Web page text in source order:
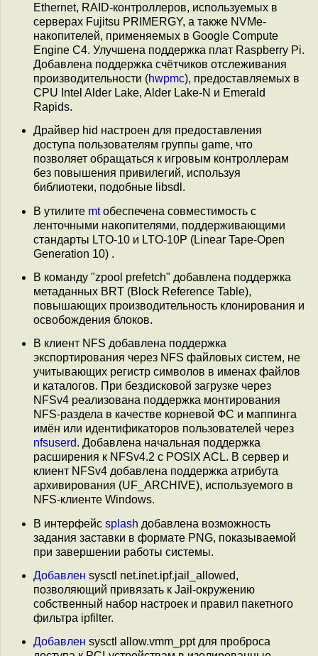
Ethernet, RAID-контроллеров, используемых в
серверах Fujitsu PRIMERGY, а также NVMe-
накопителей, применяемых в Google Compute
Engine C4. Улучшена поддержка плат Raspberry Pi.
Добавлена поддержка счётчиков отслеживания
производительности (hwpmc), предоставляемых в
CPU Intel Alder Lake, Alder Lake-N и Emerald
Rapids.
Драйвер hid настроен для предоставления
доступа пользователям группы game, что
позволяет обращаться к игровым контроллерам
без повышения привилегий, используя
библиотеки, подобные libsdl.
В утилите mtобеспечена совместимость с
ленточными накопителями, поддерживающими
стандарты LTO-10 и LTO-10P (Linear Tape-Open
Generation 10) .
В команду "zpool prefetch" добавлена поддержка
метаданных BRT (Block Reference Table),
повышающих производительность клонирования и
освобождения блоков.
В клиент NFS добавлена поддержка
экспортирования через NFS файловых систем, не
учитывающих регистр символов в именах файлов
и каталогов. При бездисковой загрузке через
NFSv4 реализована поддержка монтирования
NFS-раздела в качестве корневой ФС и маппинга
имён или идентификаторов пользователей через
nfsuserd. Добавлена начальная поддержка
расширения к NFSv4.2 с POSIX ACL. В сервер и
клиент NFSv4 добавлена поддержка атрибута
архивирования (UF_ARCHIVE), используемого в
NFS-клиенте Windows.
В интерфейс splash добавлена возможность
задания заставки в формате PNG, показываемой
при завершении работы системы.
Добавлен sysctl net.inet.ipf.jail_allowed,
позволяющий привязать к Jail-окружению
собственный набор настроек и правил пакетного
фильтра ipfilter.
Добавлен sysctl allow.vmm_ppt для проброса